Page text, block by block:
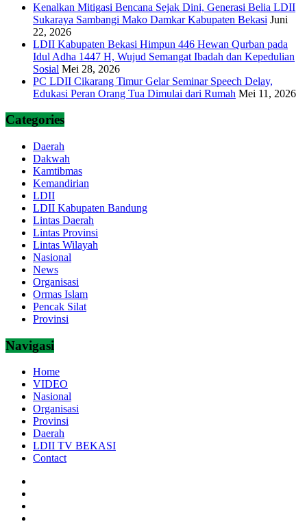
Kenalkan Mitigasi Bencana Sejak Dini, Generasi Belia LDII
Sukaraya Sambangi Mako Damkar Kabupaten Bekasi Juni
22, 2026
LDII Kabupaten Bekasi Himpun 446 Hewan Qurban pada
Idul Adha 1447 H, Wujud Semangat Ibadah dan Kepedulian
Sosial Mei 28, 2026
PC LDII Cikarang Timur Gelar Seminar Speech Delay,
Edukasi Peran Orang Tua Dimulai dari Rumah Mei 11, 2026
Categories
Daerah
Dakwah
Kamtibmas
Kemandirian
LDII
LDII Kabupaten Bandung
Lintas Daerah
Lintas Provinsi
Lintas Wilayah
Nasional
News
Organisasi
Ormas Islam
Pencak Silat
Provinsi
Navigasi
Home
VIDEO
Nasional
Organisasi
Provinsi
Daerah
LDII TV BEKASI
Contact